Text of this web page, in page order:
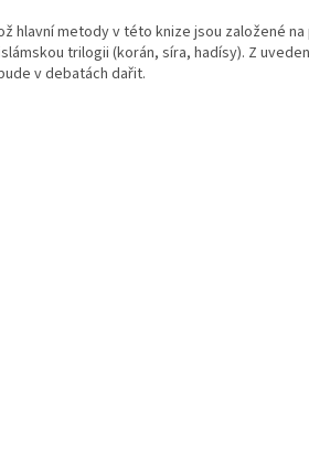
hlavní metody v této knize jsou založené
trilogii (korán, síra, hadísy). Z
v debatách dařit.